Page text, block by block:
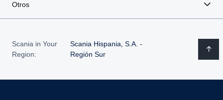
Otros
Scania in Your
Region:
Scania Hispania, S.A. -
Región Sur